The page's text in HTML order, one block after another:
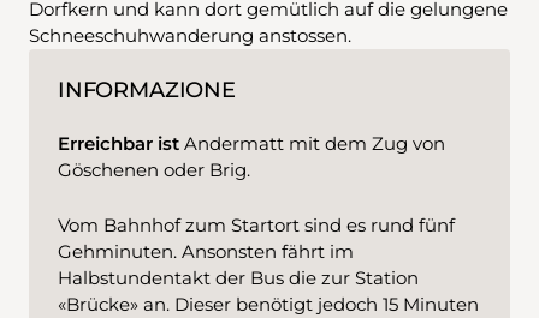
Dorfkern und kann dort gemütlich auf die gelungene
Schneeschuhwanderung anstossen.
INFORMAZIONE
Erreichbar ist Andermatt mit dem Zug von
Göschenen oder Brig.
Vom Bahnhof zum Startort sind es rund fünf
Gehminuten. Ansonsten fährt im
Halbstundentakt der Bus die zur Station
«Brücke» an. Dieser benötigt jedoch 15 Minuten